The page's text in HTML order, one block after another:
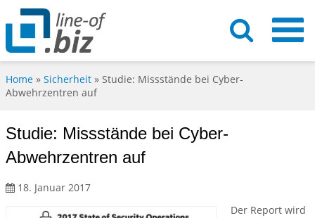
Home » Sicherheit » Studie: Missstände bei Cyber-
Abwehrzentren auf
Studie: Missstände bei Cyber-
Abwehrzentren auf
18. Januar 2017
Der Report wird